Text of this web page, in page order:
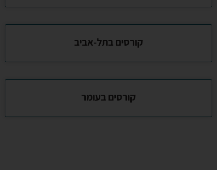
קורסים בתל-אביב
קורסים בעומר